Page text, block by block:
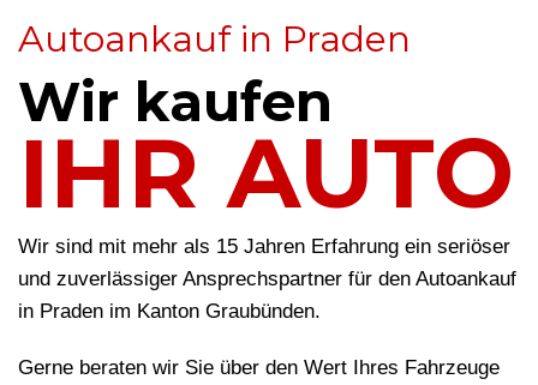
Autoankauf in Praden
Wir kaufen
IHR AUTO
Wir sind mit mehr als 15 Jahren Erfahrung ein seriöser
und zuverlässiger Ansprechspartner für den Autoankauf
in Praden im Kanton Graubünden.
Gerne beraten wir Sie über den Wert Ihres Fahrzeuge